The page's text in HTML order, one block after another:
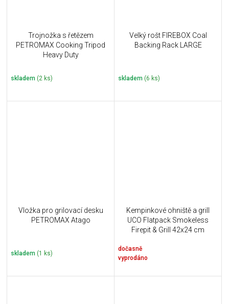
Trojnožka s řetězem
PETROMAX Cooking Tripod
Heavy Duty
skladem (2 ks)
Velký rošt FIREBOX Coal
Backing Rack LARGE
skladem (6 ks)
Vložka pro grilovací desku
PETROMAX Atago
skladem (1 ks)
Kempinkové ohniště a grill
UCO Flatpack Smokeless
Firepit & Grill 42x24 cm
dočasně
vyprodáno